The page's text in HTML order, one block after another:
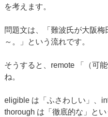
を考えます。
問題文は、「難波氏が大阪
～。」という流れです。
そうすると、remote 「（可
ね。
eligible は「ふさわしい」、
thorough は「徹底的な」と